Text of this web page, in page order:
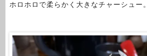
ホロホロで柔らかく大きなチャーシュー。